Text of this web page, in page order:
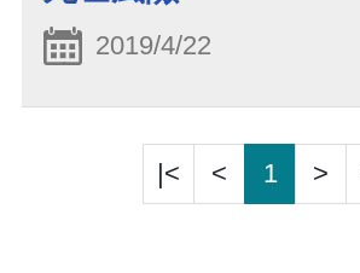
2019/4/22
|< < 1 >